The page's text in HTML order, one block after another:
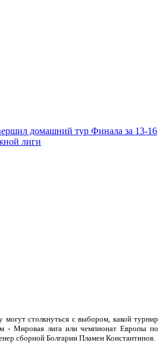
домашний тур Финала за 13-16
лиги
столкнуться с выбором, какой турнир
- Мировая лига или чемпионат Европы по
сборной Болгарии Пламен Константинов.